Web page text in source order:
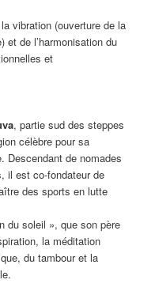
vibration (ouverture de la
et de l’harmonisation du
et
, partie sud des steppes
célèbre pour sa
Descendant de nomades
il est co-fondateur de
des sports en lutte
du soleil », que son père
la méditation
du tambour et la